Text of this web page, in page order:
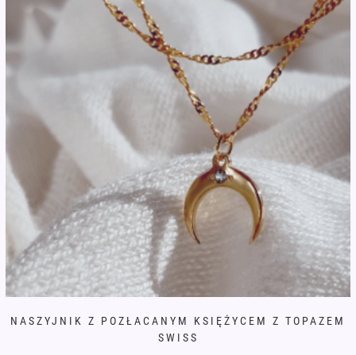
NASZYJNIK Z POZŁACANYM KSIĘŻYCEM Z TOPAZEM
SWISS